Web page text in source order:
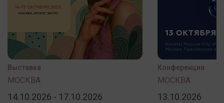
Выставка
МОСКВА
14.10.2026 - 17.10.2026
Конференция
МОСКВА
13.10.2026